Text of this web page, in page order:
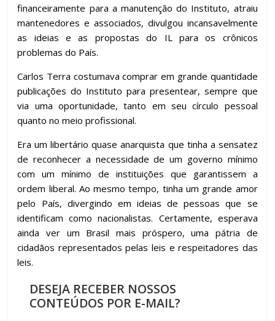
financeiramente para a manutenção do Instituto, atraiu
mantenedores e associados, divulgou incansavelmente
as ideias e as propostas do IL para os crônicos
problemas do País.
Carlos Terra costumava comprar em grande quantidade
publicações do Instituto para presentear, sempre que
via uma oportunidade, tanto em seu círculo pessoal
quanto no meio profissional.
Era um libertário quase anarquista que tinha a sensatez
de reconhecer a necessidade de um governo mínimo
com um mínimo de instituições que garantissem a
ordem liberal. Ao mesmo tempo, tinha um grande amor
pelo País, divergindo em ideias de pessoas que se
identificam como nacionalistas. Certamente, esperava
ainda ver um Brasil mais próspero, uma pátria de
cidadãos representados pelas leis e respeitadores das
leis.
DESEJA RECEBER NOSSOS
CONTEÚDOS POR E-MAIL?